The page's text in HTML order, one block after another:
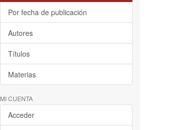
Por fecha de publicación
Autores
Títulos
Materias
MI CUENTA
Acceder